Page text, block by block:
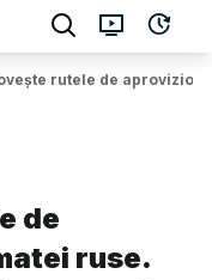
rutele de
de
ruse.